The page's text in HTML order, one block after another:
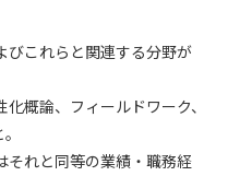
びこれらと関連する分野が
概論、フィールドワーク、
それと同等の業績・職務経